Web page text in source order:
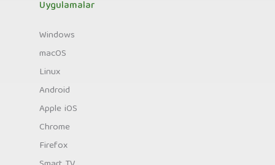
Uygulamalar
Windows
macOS
Linux
Android
Apple iOS
Chrome
Firefox